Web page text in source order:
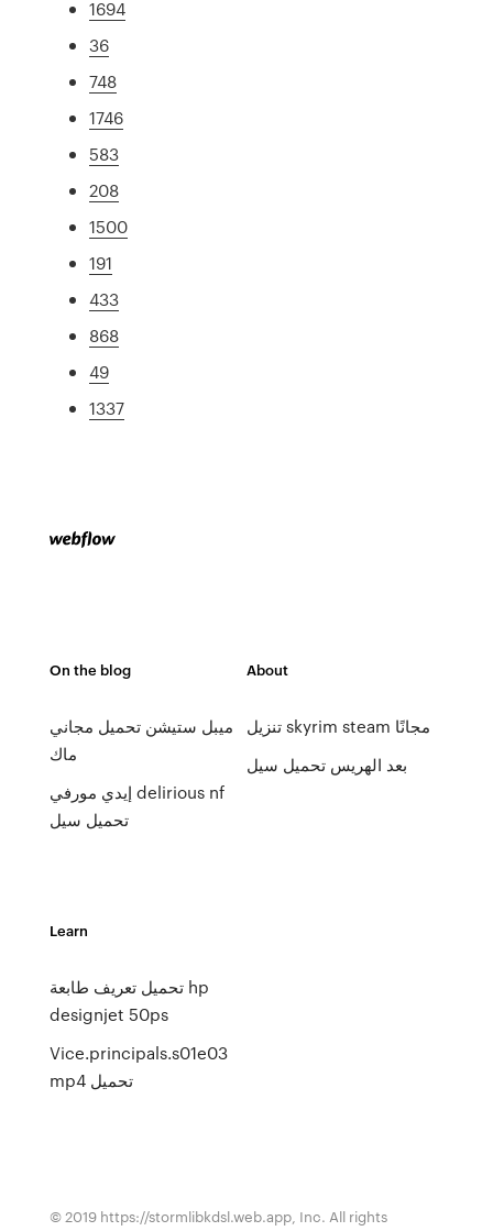
1694
36
748
1746
583
208
1500
191
433
868
49
1337
On the blog
ميبل ستيشن تحميل مجاني
ماك
إيدي مورفي delirious nf
تحميل سيل
About
تنزيل skyrim steam مجانًا
بعد الهريس تحميل سيل
Learn
تحميل تعريف طابعة hp
designjet 50ps
Vice.principals.s01e03
mp4 تحميل
© 2019 https://stormlibkdsl.web.app, Inc. All rights